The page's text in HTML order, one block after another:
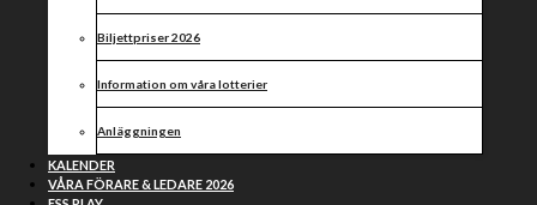
Biljettpriser 2026
Information om våra lotterier
Anläggningen
KALENDER
VÅRA FÖRARE & LEDARE 2026
Val av motståndare till
semifinal